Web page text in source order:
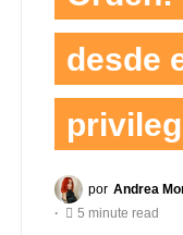
desde
por Andrea
5 minute read